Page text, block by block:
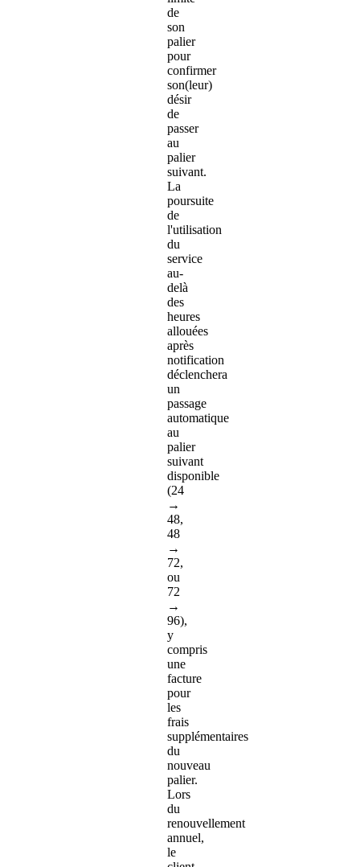
de
son
palier
pour
confirmer
son(leur)
désir
de
passer
au
palier
suivant.
La
poursuite
de
l'utilisation
du
service
au-
delà
des
heures
allouées
après
notification
déclenchera
un
passage
automatique
au
palier
suivant
disponible
(24
→
48,
48
→
72,
ou
72
→
96),
y
compris
une
facture
pour
les
frais
supplémentaires
du
nouveau
palier.
Lors
du
renouvellement
annuel,
le